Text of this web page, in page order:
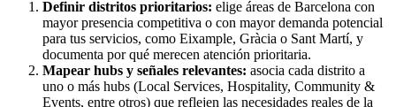
Definir distritos prioritarios: elige áreas de Barcelona con
mayor presencia competitiva o con mayor demanda potencial
para tus servicios, como Eixample, Gràcia o Sant Martí, y
documenta por qué merecen atención prioritaria.
Mapear hubs y señales relevantes: asocia cada distrito a
uno o más hubs (Local Services, Hospitality, Community &
Events, entre otros) que reflejen las necesidades reales de la